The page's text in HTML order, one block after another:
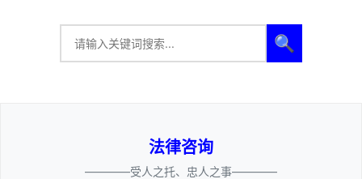
🔍
法律咨询
————受人之托、忠人之事————